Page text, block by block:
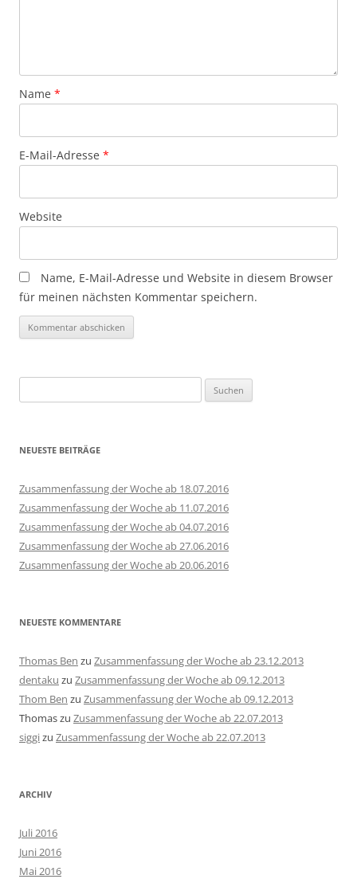
Name *
E-Mail-Adresse *
Website
Name, E-Mail-Adresse und Website in diesem Browser
für meinen nächsten Kommentar speichern.
nach:
NEUESTE BEITRÄGE
Zusammenfassung der Woche ab 18.07.2016
Zusammenfassung der Woche ab 11.07.2016
Zusammenfassung der Woche ab 04.07.2016
Zusammenfassung der Woche ab 27.06.2016
Zusammenfassung der Woche ab 20.06.2016
NEUESTE KOMMENTARE
Thomas Ben zu Zusammenfassung der Woche ab 23.12.2013
dentaku zu Zusammenfassung der Woche ab 09.12.2013
Thom Ben zu Zusammenfassung der Woche ab 09.12.2013
Thomaszu Zusammenfassung der Woche ab 22.07.2013
siggizu Zusammenfassung der Woche ab 22.07.2013
ARCHIV
Juli 2016
Juni 2016
Mai 2016